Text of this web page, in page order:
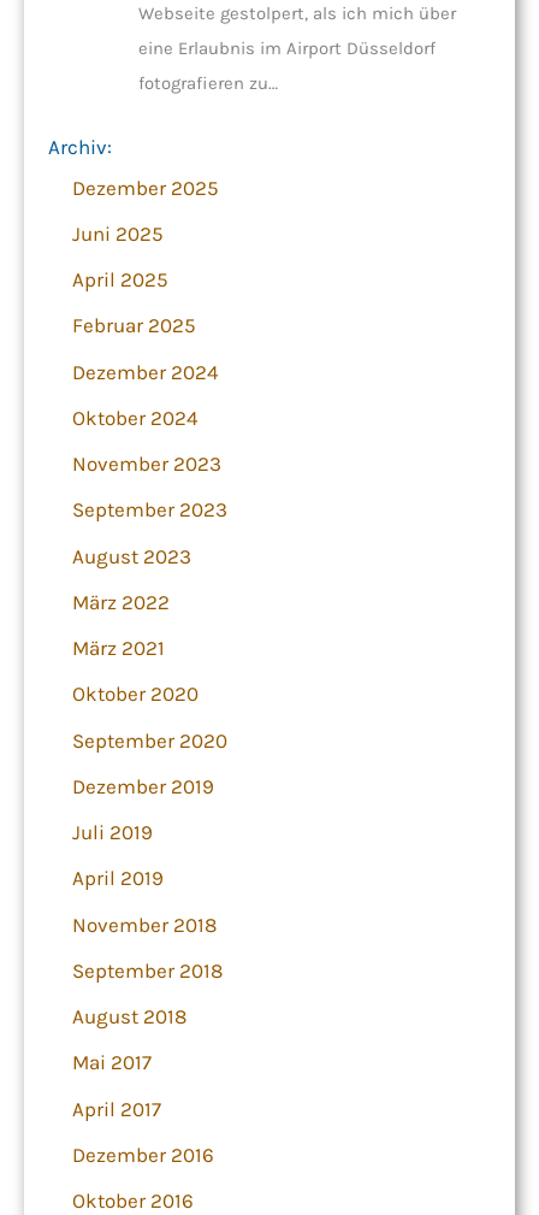
Webseite gestolpert, als ich mich über
eine Erlaubnis im Airport Düsseldorf
fotografieren zu…
Archiv:
Dezember 2025
Juni 2025
April 2025
Februar 2025
Dezember 2024
Oktober 2024
November 2023
September 2023
August 2023
März 2022
März 2021
Oktober 2020
September 2020
Dezember 2019
Juli 2019
April 2019
November 2018
September 2018
August 2018
Mai 2017
April 2017
Dezember 2016
Oktober 2016